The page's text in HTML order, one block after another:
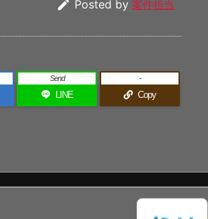
 Posted by 案件担当
LINE
Send
Copy
-